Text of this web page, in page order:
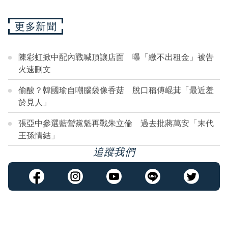
更多新聞
陳彩虹掀中配內戰喊頂讓店面 曝「繳不出租金」被告
火速刪文
偷酸？韓國瑜自嘲腦袋像香菇 脫口稱傅崐萁「最近羞
於見人」
張亞中參選藍營黨魁再戰朱立倫 過去批蔣萬安「末代
王孫情結」
追蹤我們